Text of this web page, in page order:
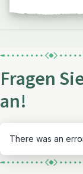
Fragen
an!
There was an